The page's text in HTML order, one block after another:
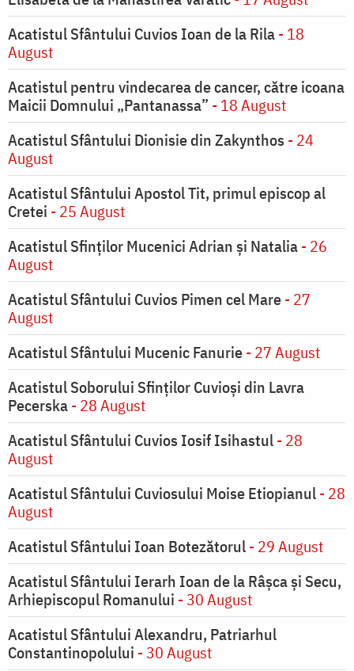
Acatistul Sfântului Cuvios Ioan de la Rila- 18
August
Acatistul pentru vindecarea de cancer, către icoana
Maicii Domnului „Pantanassa” - 18 August
Acatistul Sfântului Dionisie din Zakynthos - 24
August
Acatistul Sfântului Apostol Tit, primul episcop al
Cretei - 25 August
Acatistul Sfinților Mucenici Adrian și Natalia- 26
August
Acatistul Sfântului Cuvios Pimen cel Mare- 27
August
Acatistul Sfântului Mucenic Fanurie- 27 August
Acatistul Soborului Sfinților Cuvioși din Lavra
Pecerska- 28 August
Acatistul Sfântului Cuvios Iosif Isihastul- 28
August
Acatistul Sfântului Cuviosului Moise Etiopianul- 28
August
Acatistul Sfântului Ioan Botezătorul- 29 August
Acatistul Sfântului Ierarh Ioan de la Râşca şi Secu,
Arhiepiscopul Romanului - 30 August
Acatistul Sfântului Alexandru, Patriarhul
Constantinopolului - 30 August